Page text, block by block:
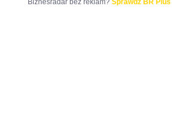
Biznesradar bez reklam? Sprawdź BR Plus